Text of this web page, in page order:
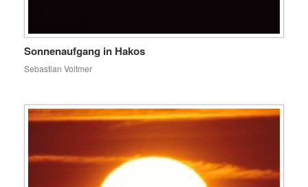
Sonnenaufgang in Hakos
Sebastian Voltmer